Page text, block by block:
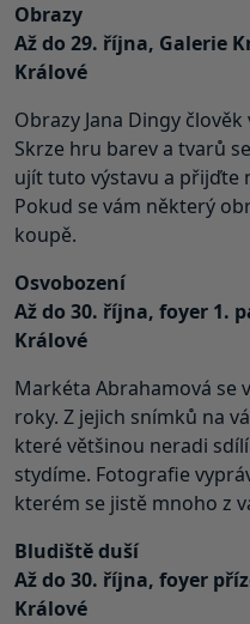
Obrazy
Až do 29. října, Galerie
Králové
Obrazy Jana Dingy
Skrze hru barev a tvarů
ujít tuto výstavu a přijďte
Pokud se vám některý
koupě.
Osvobození
Až do 30. října, foyer 1.
Králové
Markéta Abrahamová se
roky. Z jejich snímků na
které většinou neradi
stydíme. Fotografie
kterém se jistě mnoho z
Bludiště duší
Až do 30. října, foyer
Králové